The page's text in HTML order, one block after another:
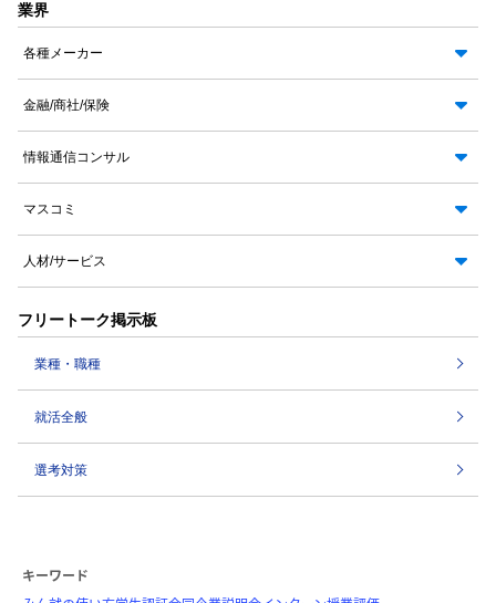
業界
各種メーカー
金融/商社/保険
情報通信コンサル
マスコミ
人材/サービス
フリートーク掲示板
業種・職種
就活全般
選考対策
キーワード